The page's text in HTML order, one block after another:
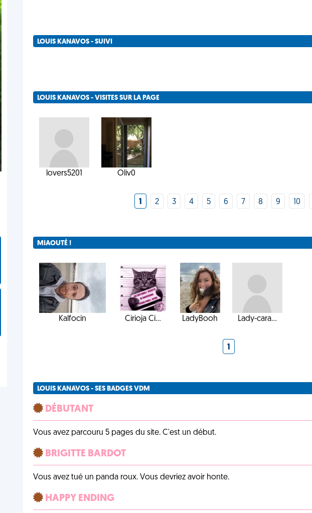
LOUIS KANAVOS - SUIVI
LOUIS KANAVOS - VISITES SUR LA PAGE
lovers5201 Oliv0
1 2 3 4 5 6 7 8 9 10
MIAOUTÉ !
Kalfocin Cirioja Ci... LadyBooh Lady-cara...
1
LOUIS KANAVOS - SES BADGES VDM
DÉBUTANT
Vous avez parcouru 5 pages du site. C'est un début.
BRIGITTE BARDOT
Vous avez tué un panda roux. Vous devriez avoir honte.
HAPPY ENDING